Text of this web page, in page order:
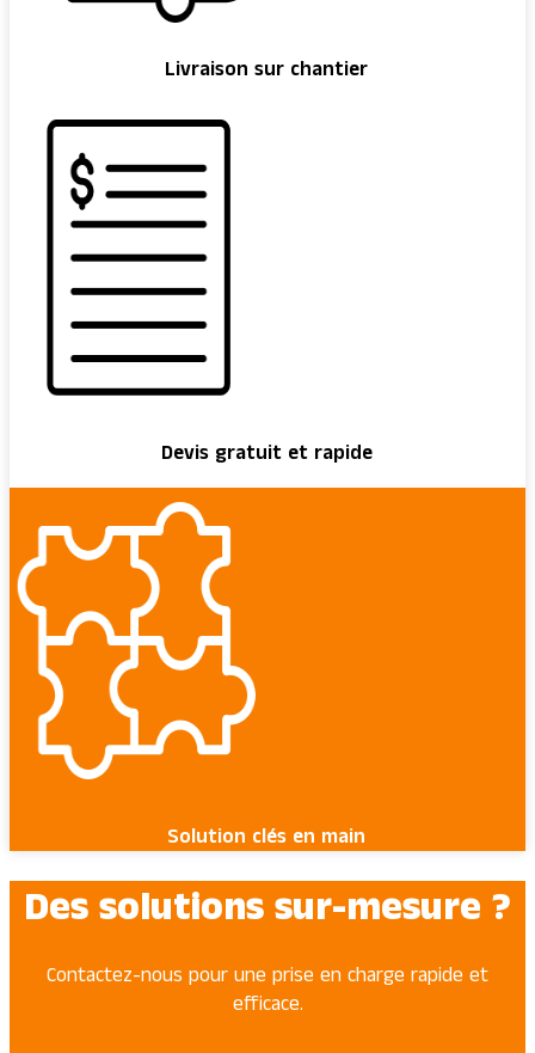
Livraison sur chantier
Devis gratuit et rapide
Solution clés en main
Des solutions sur-mesure ?
Contactez-nous pour une prise en charge rapide et
efficace.